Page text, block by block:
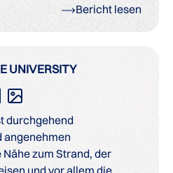
Bericht lesen
UNIVERSITY
durchgehend
angenehmen
zum Strand, der
und vor allem die